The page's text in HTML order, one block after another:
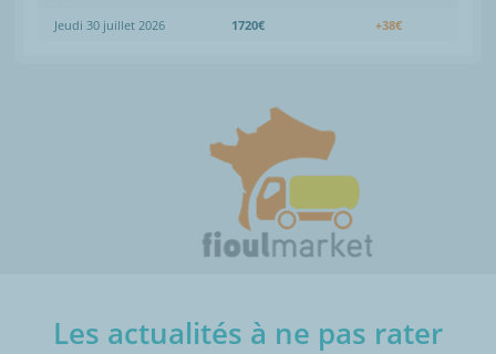
Jeudi 30 juillet 2026 1720€ +38€
Les actualités à ne pas rater